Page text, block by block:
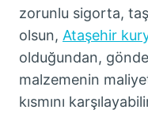
zorunlu sigorta,
olsun, Ataşehir
olduğundan,
malzemenin
kısmını